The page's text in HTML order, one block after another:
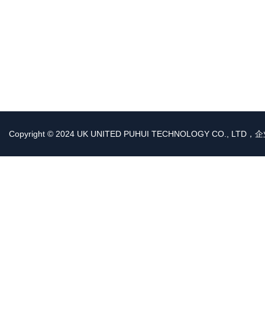
Copyright © 2024 UK UNITED PUHUI TECHNOLOGY CO., LTD，